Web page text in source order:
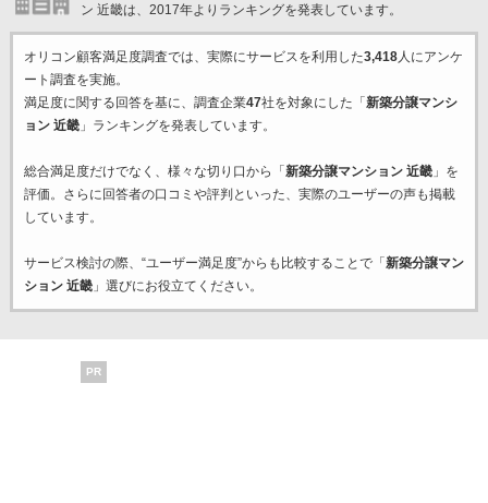
ン 近畿は、2017年よりランキングを発表しています。
オリコン顧客満足度調査では、実際にサービスを利用した3,418人にアンケ
ート調査を実施。
満足度に関する回答を基に、調査企業47社を対象にした「 新築分譲マンシ
ョン 近畿」ランキングを発表しています。
総合満足度だけでなく、様々な切り口から「 新築分譲マンション 近畿」を
評価。さらに回答者の口コミや評判といった、実際のユーザーの声も掲載
しています。
サービス検討の際、“ユーザー満足度”からも比較することで「 新築分譲マン
ション 近畿」選びにお役立てください。
PR